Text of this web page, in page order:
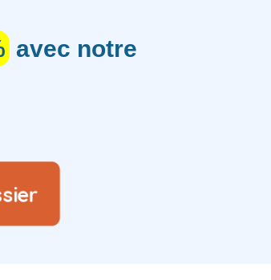
avec notre